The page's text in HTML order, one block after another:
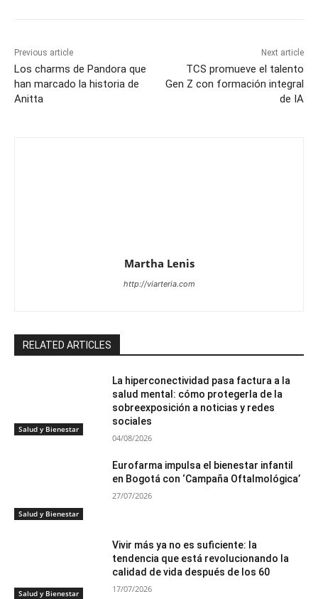
Previous article
Los charms de Pandora que
han marcado la historia de
Anitta
Next article
TCS promueve el talento
Gen Z con formación integral
de IA
Martha Lenis
http://viarteria.com
RELATED ARTICLES
Salud y Bienestar
La hiperconectividad pasa factura a la
salud mental: cómo protegerla de la
sobreexposición a noticias y redes
sociales
04/08/2026
Salud y Bienestar
Eurofarma impulsa el bienestar infantil
en Bogotá con ‘Campaña Oftalmológica’
27/07/2026
Salud y Bienestar
Vivir más ya no es suficiente: la
tendencia que está revolucionando la
calidad de vida después de los 60
17/07/2026